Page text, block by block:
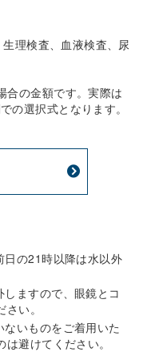
理検査、血液検査、尿
合の金額です。実際は
の選択式となります。
日の21時以降は水以外
ますので、眼鏡とコ
い。
いものをご着用いた
避けてください。